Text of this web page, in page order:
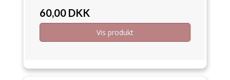
60,00 DKK
Vis produkt